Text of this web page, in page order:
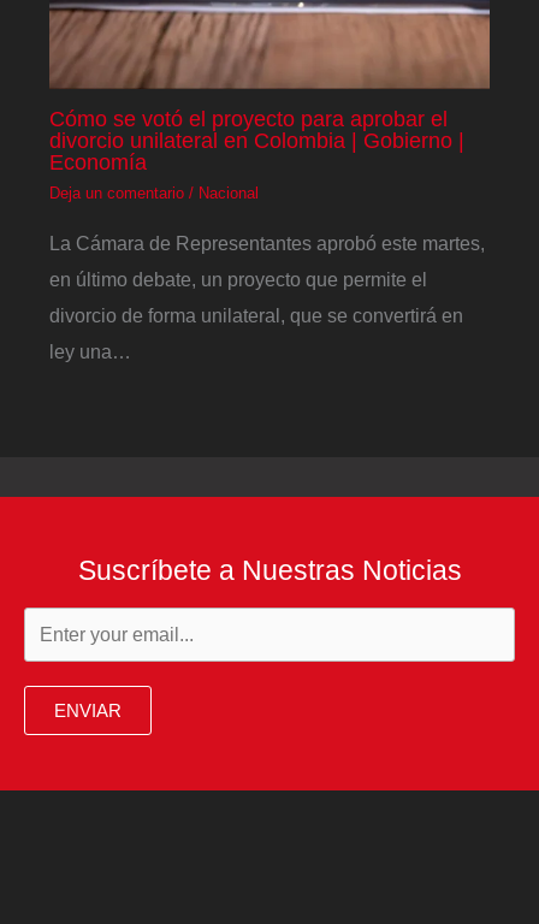
Cómo se votó el proyecto para aprobar el
divorcio unilateral en Colombia | Gobierno |
Economía
Deja un comentario / Nacional
La Cámara de Representantes aprobó este martes,
en último debate, un proyecto que permite el
divorcio de forma unilateral, que se convertirá en
ley una…
Suscríbete a Nuestras Noticias
ENVIAR